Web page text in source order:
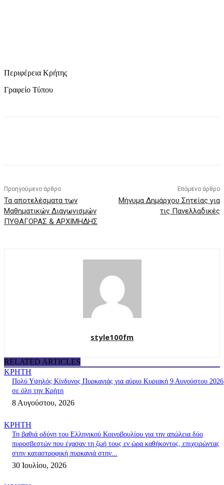
Περιφέρεια Κρήτης
Γραφείο Τύπου
Προηγούμενο άρθρο
Τα αποτελέσματα των
Μαθηματικών Διαγωνισμών
ΠΥΘΑΓΟΡΑΣ & ΑΡΧΙΜΗΔΗΣ
Επόμενο άρθρο
Μήνυμα Δημάρχου Σητείας για
τις Πανελλαδικές
style100fm
RELATED ARTICLES
ΚΡΗΤΗ
Πολύ Υψηλός Κίνδυνος Πυρκαγιάς για αύριο Κυριακή 9 Αυγούστου 2026
σε όλη την Κρήτη
8 Αυγούστου, 2026
ΚΡΗΤΗ
Τη βαθιά οδύνη του Ελληνικού Κοινοβουλίου για την απώλεια δύο
πυροσβεστών που έχασαν τη ζωή τους εν ώρα καθήκοντος, επιχειρώντας
στην καταστροφική πυρκαγιά στην...
30 Ιουλίου, 2026